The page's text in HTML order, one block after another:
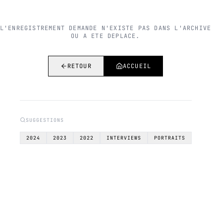
L'ENREGISTREMENT DEMANDE N'EXISTE PAS DANS L'ARCHIVE
OU A ETE DEPLACE.
RETOUR ACCUEIL
SUGGESTIONS
2024 2023 2022 INTERVIEWS PORTRAITS